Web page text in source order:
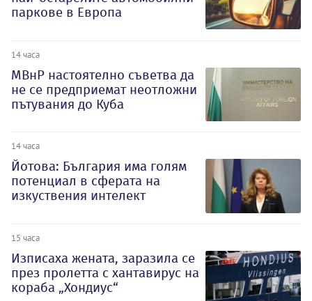
паркове в Европа
14 часа
МВнР настоятелно съветва да
не се предприемат неотложни
пътувания до Куба
14 часа
Йотова: България има голям
потенциал в сферата на
изкуствения интелект
15 часа
Изписаха жената, заразила се
през пролетта с хантавирус на
кораба „Хондиус“